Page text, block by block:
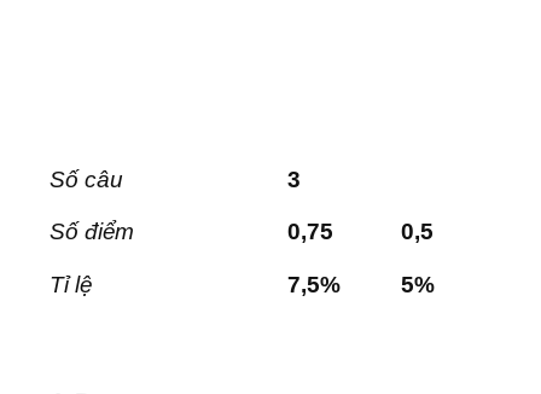
Số câu
Số điểm
Tỉ lệ
3
0,75
7,5%
0,5
5%